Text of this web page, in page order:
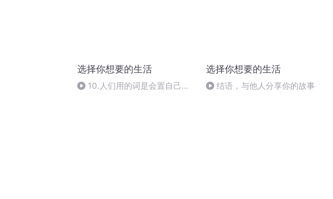
选择你想要的生活
10.人们用的词是会置自己于
选择你想要的生活
结语，与他人分享你的故事